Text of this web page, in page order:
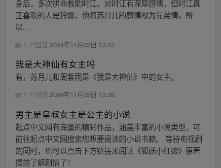
身后，多次拼命救助时江，对时江有深厚感情，但时江真
正喜欢的人是铃娜，他将苏月儿的感情视为兄弟情。所
以...
1 个回答 2024年11月02日 13:42
我是大神仙有女主吗
有，苏月儿和周紫雨是《我是大神仙》中的女主。
1 个回答 2024年11月02日 13:26
男主是皇叔女主是公主的小说
起点中文网有海量的精彩作品，涵盖丰富的小说类型，可
前往起点中文网搜索您想要阅读的小说书籍。 等待电视剧
的同时，也可以点击下方链接来阅读《狐妖小红娘》原著
提前了解剧情了！